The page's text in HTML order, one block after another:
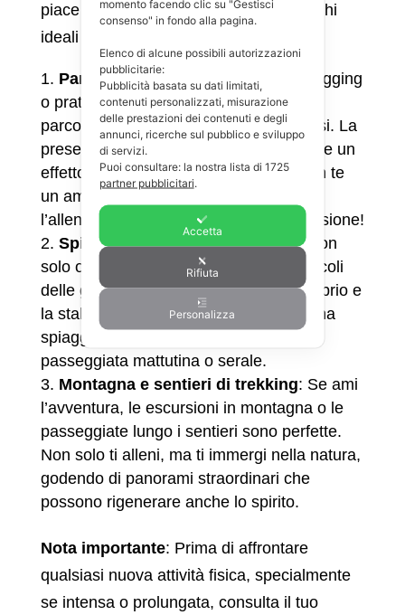
piace stare all’esterno, ecco alcuni luoghi
ideali per fare esercizio:
Parchi cittadini: Camminare, fare jogging
o praticare esercizi a corpo libero in un
parco è un modo fantastico per allenarsi. La
presenza di spazi verdi può anche avere un
effetto rilassante sulla mente. Porta con te
un amico o un familiare e trasforma
l’allenamento in un momento di condivisione!
Spiagge: Camminare sulla sabbia non
solo offre un ottimo esercizio per i muscoli
delle gambe, ma migliora anche l’equilibrio e
la stabilità. Se sei fortunato ad avere una
spiaggia vicino, sfruttala per una
passeggiata mattutina o serale.
Montagna e sentieri di trekking: Se ami
l’avventura, le escursioni in montagna o le
passeggiate lungo i sentieri sono perfette.
Non solo ti alleni, ma ti immergi nella natura,
godendo di panorami straordinari che
possono rigenerare anche lo spirito.
Nota importante: Prima di affrontare
qualsiasi nuova attività fisica, specialmente
se intensa o prolungata, consulta il tuo
momento facendo clic su "Gestisci
consenso" in fondo alla pagina.
Elenco di alcune possibili autorizzazioni
pubblicitarie:
Pubblicità basata su dati limitati,
contenuti personalizzati, misurazione
delle prestazioni dei contenuti e degli
annunci, ricerche sul pubblico e sviluppo
di servizi.
Puoi consultare: la nostra lista di 1725
partner pubblicitari.
Accetta
Rifiuta
Personalizza